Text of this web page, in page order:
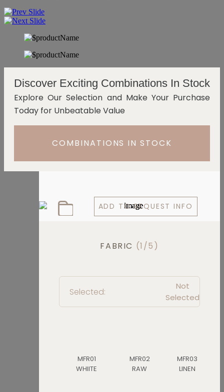
Discover Exciting Combinations In Stock
Explore Our Selection and Make Your Purchase
Today for Unbeatable Value
COMBINATIONS IN STOCK
ADD TO REQUEST INFO
FABRIC (1/5)
Selected:
Not
Selected
MFR01
WHIITE
MFR02
RAW
MFR03
LINEN